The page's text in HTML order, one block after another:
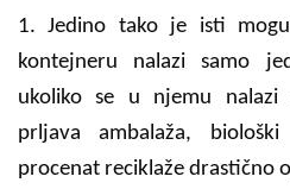
1. Jedino tako je isti
kontejneru nalazi samo
ukoliko se u njemu nalazi
prljava ambalaža,
procenat reciklaže drastično